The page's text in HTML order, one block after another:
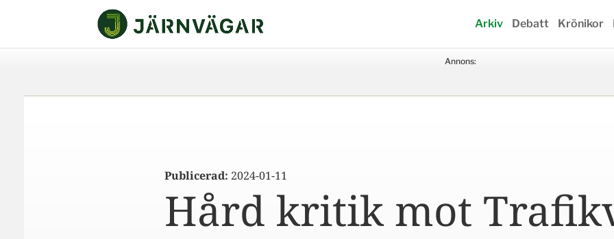
Arkiv Debatt Krönikor
Annons:
Publicerad: 2024-01-11
Hård kritik mot